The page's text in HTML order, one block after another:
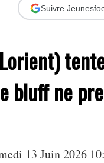
Suivre
bluff ne
13 Juin 2026